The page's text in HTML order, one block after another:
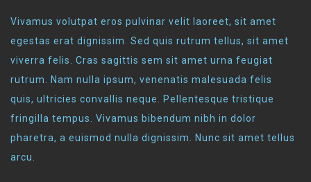
Vivamus volutpat eros pulvinar velit laoreet, sit amet
egestas erat dignissim. Sed quis rutrum tellus, sit amet
viverra felis. Cras sagittis sem sit amet urna feugiat
rutrum. Nam nulla ipsum, venenatis malesuada felis
quis, ultricies convallis neque. Pellentesque tristique
fringilla tempus. Vivamus bibendum nibh in dolor
pharetra, a euismod nulla dignissim. Nunc sit amet tellus
arcu.